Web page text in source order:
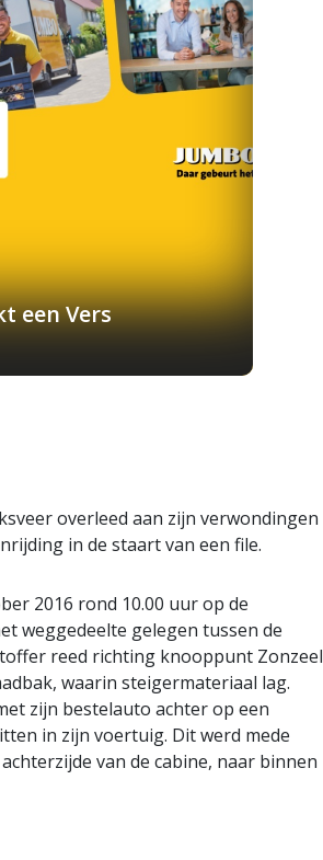
een Vers
overleed aan zijn verwondingen
in de staart van een file.
2016 rond 10.00 uur op de
weggedeelte gelegen tussen de
reed richting knooppunt Zonzeel
waarin steigermateriaal lag.
zijn bestelauto achter op een
in zijn voertuig. Dit werd mede
van de cabine, naar binnen